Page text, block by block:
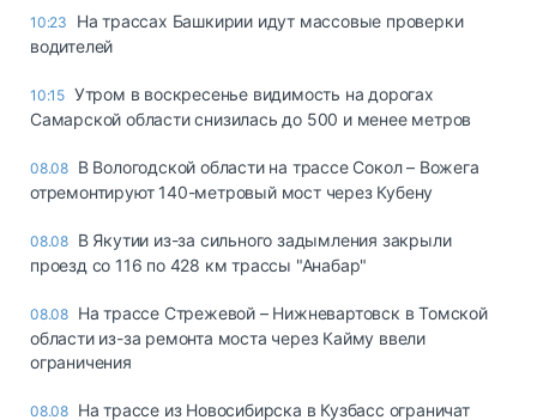
10:23
На трассах Башкирии идут массовые проверки
водителей
10:15 Утром в воскресенье видимость на дорогах
Самарской области снизилась до 500 и менее метров
08.08 В Вологодской области на трассе Сокол – Вожега
отремонтируют 140-метровый мост через Кубену
08.08 В Якутии из-за сильного задымления закрыли
проезд со 116 по 428 км трассы "Анабар"
08.08 На трассе Стрежевой – Нижневартовск в Томской
области из-за ремонта моста через Кайму ввели
ограничения
08.08 На трассе из Новосибирска в Кузбасс ограничат